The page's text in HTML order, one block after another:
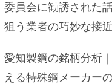
委員会に勧誘された
狙う業者の巧妙な接近
愛知製鋼の銘柄分析
える特殊鋼メーカー